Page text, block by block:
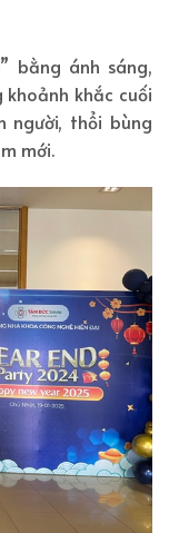
bằng ánh sáng,
khắc cuối
người, thổi bùng
mới.